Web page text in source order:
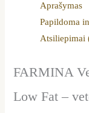
Aprašymas
Papildoma
Atsiliepimai
FARMINA
Low Fat –